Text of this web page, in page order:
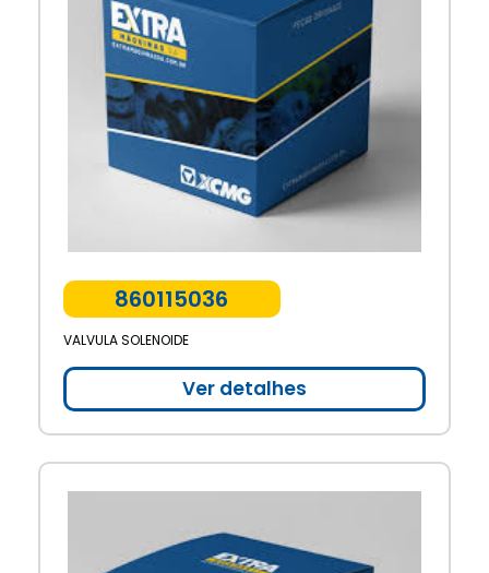
860115036
VALVULA SOLENOIDE
Ver detalhes